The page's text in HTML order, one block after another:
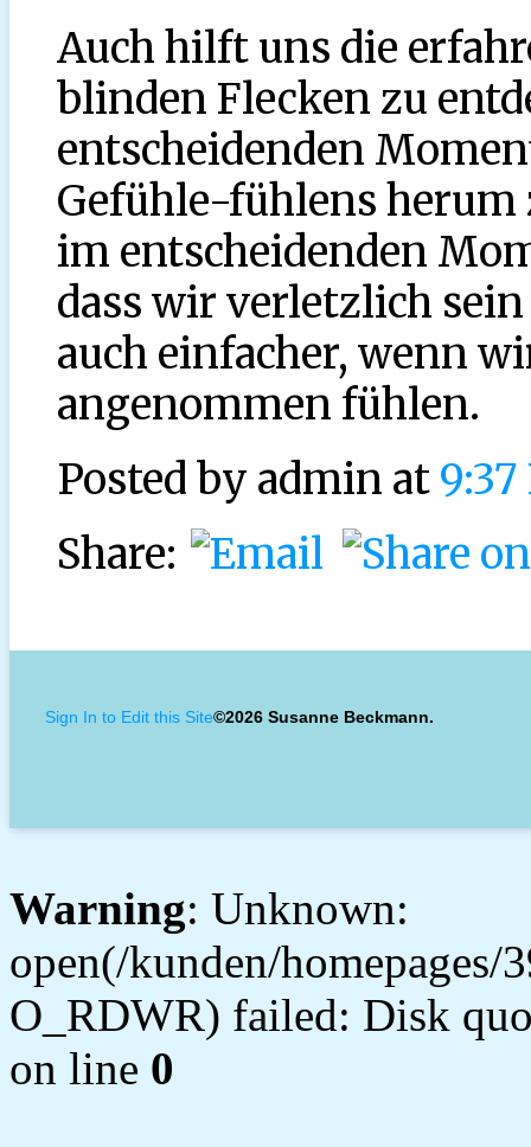
Auch hilft uns die
blinden Flecken zu
entscheidenden
Gefühle-fühlens
im entscheidenden
dass wir verletzlich
auch einfacher, wenn
angenommen fühlen.
Posted by admin at
Share:
Sign In to Edit this Site©2026 Susanne Beckmann.
Warning: Unknown:
open(/kunden/
O_RDWR) failed: Disk
on line 0